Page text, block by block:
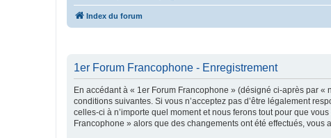
Index du forum
1er Forum Francophone - Enregistrement
En accédant à « 1er Forum Francophone » (désigné ci-après par
conditions suivantes. Si vous n’acceptez pas d’être légalement
celles-ci à n’importe quel moment et nous ferons tout pour que
Francophone » alors que des changements ont été effectués,